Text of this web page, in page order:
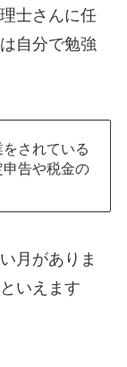
士さんに任
自分で勉強
されている
告や税金の
月がありま
といえます